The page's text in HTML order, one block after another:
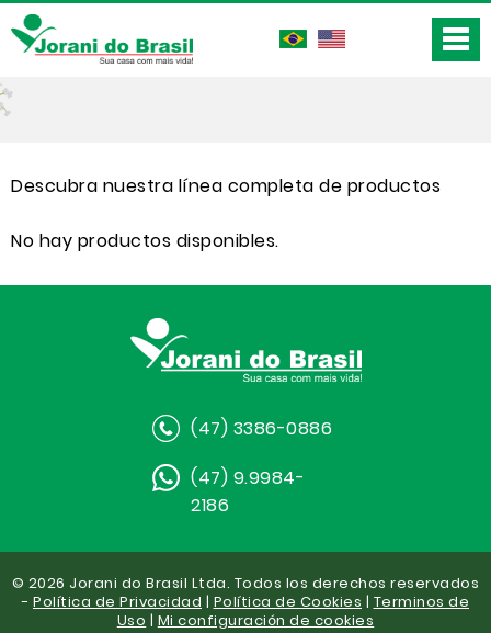
Descubra nuestra línea completa de productos
No hay productos disponibles.
(47) 3386-0886
(47) 9.9984-
2186
© 2026 Jorani do Brasil Ltda. Todos los derechos reservados
- Política de Privacidad | Política de Cookies | Terminos de
Uso | Mi configuración de cookies